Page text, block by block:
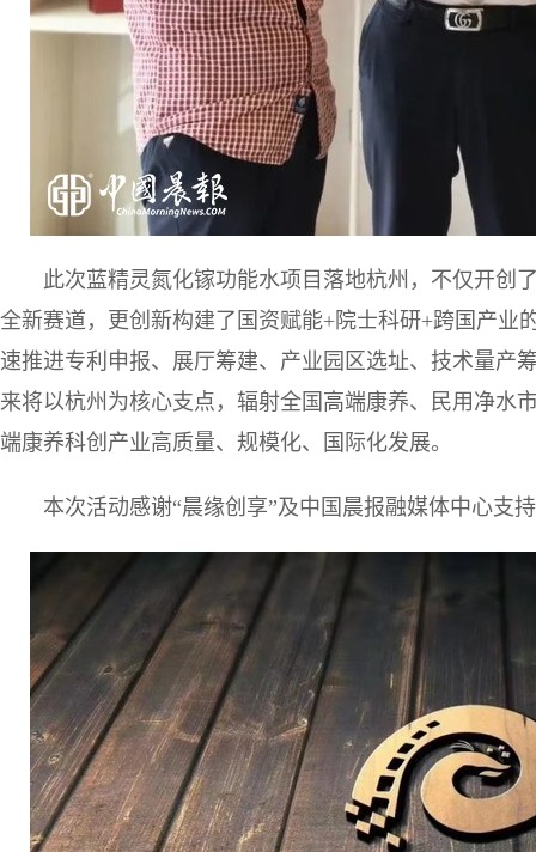
此次蓝精灵氮化镓功能水项目落地杭州，不仅开创
全新赛道，更创新构建了国资赋能+院士科研+跨国产业
速推进专利申报、展厅筹建、产业园区选址、技术量产
来将以杭州为核心支点，辐射全国高端康养、民用净水
端康养科创产业高质量、规模化、国际化发展。
本次活动感谢“晨缘创享”及中国晨报融媒体中心支